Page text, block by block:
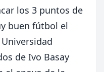
los 3 puntos de
buen fútbol el
de Ivo Basay